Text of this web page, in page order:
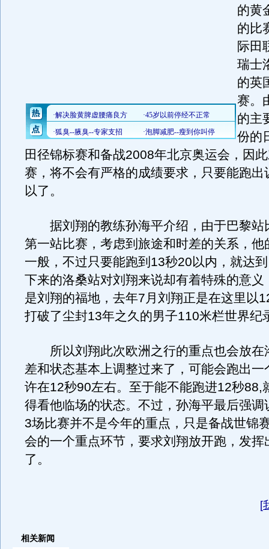
的黄
的比
际田
瑞士
的英
赛。
的主
份的
田径锦标赛和备战2008年北京奥运会，因
赛，将不会有严格的成绩要求，只要能跑出
以了。
据刘翔的教练孙海平介绍，由于巴黎站
第一站比赛，考虑到旅途和时差的关系，他
一般，不过只要能跑到13秒20以内，就达
下来的洛桑站对刘翔来说却有着特殊的意义
是刘翔的福地，去年7月刘翔正是在这里以
打破了尘封13年之久的男子110米栏世界纪
所以刘翔此次欧洲之行的重点也会放在
差和状态基本上调整过来了，可能会跑出一
许在12秒90左右。至于能不能跑进12秒88,
得看他临场的状态。不过，孙海平最后强调
3场比赛并不是今年的重点，只是备战世锦
会的一个重点环节，要求刘翔放开跑，发挥
了。
[
相关新闻